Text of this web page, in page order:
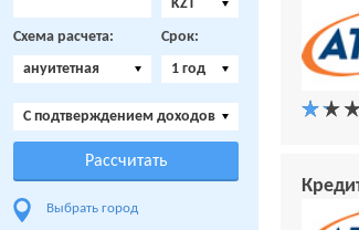
KZT
Схема расчета:
ануитетная
Срок:
1 год
C подтверждением доходов
Выбрать город